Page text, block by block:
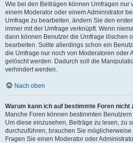
Wie bei den Beiträgen können Umfragen nur
einem Moderator oder einem Administrator
Umfrage zu bearbeiten, ändern Sie den
immer mit der Umfrage verknüpft. Wenn
dann können Benutzer die Umfrage löschen
bearbeiten. Sollte allerdings schon ein
die Umfrage nur noch von Moderatoren oder
gelöscht werden. Dadurch soll die
verhindert werden.
Nach oben
Warum kann ich auf bestimmte Foren nicht
Manche Foren können bestimmten
Um diese einzusehen, Beiträge zu lesen, zu
durchzuführen, brauchen Sie
Fragen Sie einen Moderator oder